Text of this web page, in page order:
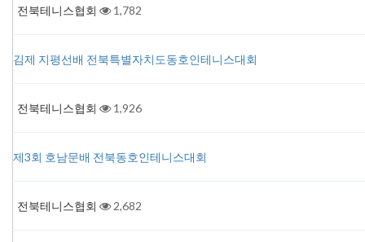
전북테니스협회 1,782
김제 지평선배 전북특별자치도동호인테니스대회
전북테니스협회 1,926
제3회 호남문배 전북동호인테니스대회
전북테니스협회 2,682